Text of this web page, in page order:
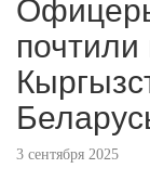
3 сентября 2025